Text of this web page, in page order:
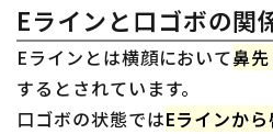
Eラインと口ゴボの関
Eラインとは横顔において鼻
するとされています。
口ゴボの状態ではEラインか